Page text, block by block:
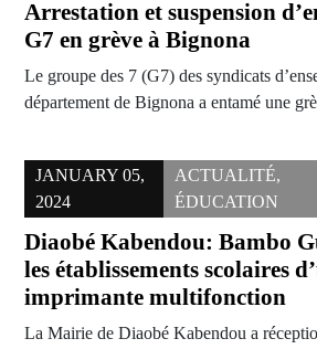
Arrestation et suspension
G7 en grève à Bignona
Le groupe des 7 (G7) des syndicats
département de Bignona a entamé une
JANUARY 05,
2024
ACTUALITÉ,
ÉDUCATION
Diaobé Kabendou: Bambo
les établissements scolaires
imprimante multifonction
La Mairie de Diaobé Kabendou a